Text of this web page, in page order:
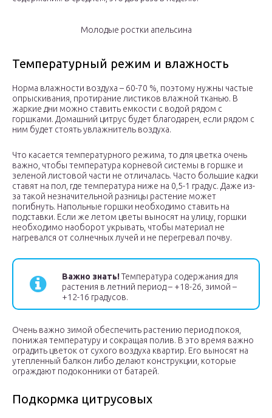
Молодые ростки апельсина
Температурный режим и влажность
Норма влажности воздуха – 60-70 %, поэтому нужны частые
опрыскивания, протирание листиков влажной тканью. В
жаркие дни можно ставить емкости с водой рядом с
горшками. Домашний цитрус будет благодарен, если рядом с
ним будет стоять увлажнитель воздуха.
Что касается температурного режима, то для цветка очень
важно, чтобы температура корневой системы в горшке и
зеленой листовой части не отличалась. Часто большие кадки
ставят на пол, где температура ниже на 0,5-1 градус. Даже из-
за такой незначительной разницы растение может
погибнуть. Напольные горшки необходимо ставить на
подставки. Если же летом цветы выносят на улицу, горшки
необходимо наоборот укрывать, чтобы материал не
нагревался от солнечных лучей и не перегревал почву.
Важно знать!Температура содержания для
растения в летний период – +18-26, зимой –
+12-16 градусов.
Очень важно зимой обеспечить растению период покоя,
понижая температуру и сокращая полив. В это время важно
оградить цветок от сухого воздуха квартир. Его выносят на
утепленный балкон либо делают конструкции, которые
ограждают подоконники от батарей.
Подкормка цитрусовых